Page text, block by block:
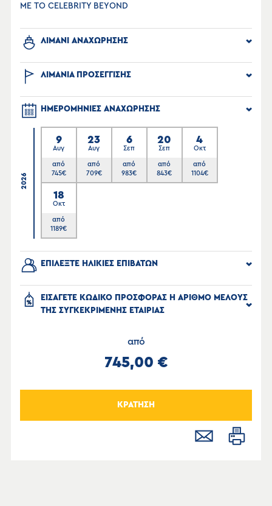
ΜΕ ΤΟ CELEBRITY BEYOND
ΛΙΜΑΝΙ ΑΝΑΧΩΡΗΣΗΣ
ΛΙΜΑΝΙΑ ΠΡΟΣΕΓΓΙΣΗΣ
ΗΜΕΡΟΜΗΝΙΕΣ ΑΝΑΧΩΡΗΣΗΣ
2026
9
Αυγ
από
745€
23
Αυγ
από
709€
6
Σεπ
από
983€
20
Σεπ
από
843€
4
Οκτ
από
1104€
18
Οκτ
από
1189€
ΕΠΙΛΕΞΤΕ ΗΛΙΚΙΕΣ ΕΠΙΒΑΤΩΝ
ΕΙΣΑΓΕΤΕ ΚΩΔΙΚΟ ΠΡΟΣΦΟΡΑΣ Η ΑΡΙΘΜΟ ΜΕΛΟΥΣ
ΤΗΣ ΣΥΓΚΕΚΡΙΜΕΝΗΣ ΕΤΑΙΡΙΑΣ
από
745,00 €
ΚΡΑΤΗΣΗ